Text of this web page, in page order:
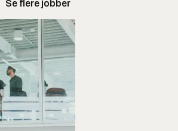
Se flere jobber